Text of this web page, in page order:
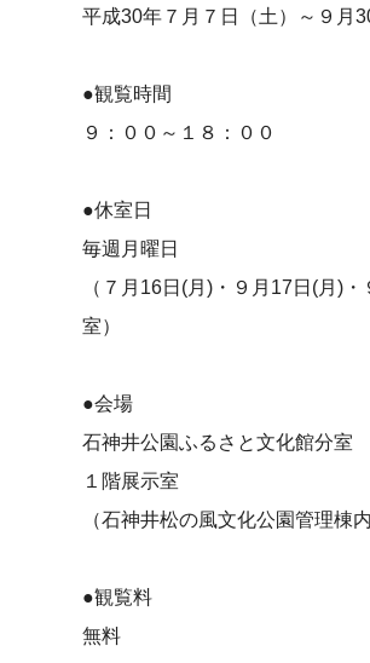
平成30年７月７日（土）～９月
●観覧時間
９：００～１８：００
●休室日
毎週月曜日
（７月16日(月)・９月17日(月)
室）
●会場
石神井公園ふるさと文化館分室
１階展示室
（石神井松の風文化公園管理棟内
●観覧料
無料